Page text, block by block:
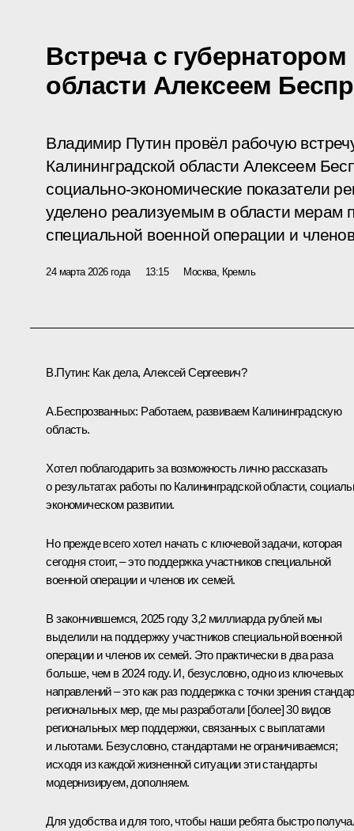
Встреча с
области Алексеем
Владимир Путин провёл рабочую
Калининградской области Алексеем
социально-экономические показатели
уделено реализуемым в области мерам
специальной военной операции и
24 марта 2026 года 13:15 Москва, Кремль
В.Путин: Как дела, Алексей Сергеевич?
А.Беспрозванных: Работаем, развиваем Калининградскую
область.
Хотел поблагодарить за возможность лично рассказать
о результатах работы по Калининградской области,
экономическом развитии.
Но прежде всего хотел начать с ключевой задачи, которая
сегодня стоит, – это поддержка участников специальной
военной операции и членов их семей.
В закончившемся, 2025 году 3,2 миллиарда рублей мы
выделили на поддержку участников специальной военной
операции и членов их семей. Это практически в два раза
больше, чем в 2024 году. И, безусловно, одно из ключевых
направлений – это как раз поддержка с точки зрения
региональных мер, где мы разработали [более] 30 видов
региональных мер поддержки, связанных с выплатами
и льготами. Безусловно, стандартами не ограничиваемся;
исходя из каждой жизненной ситуации эти стандарты
модернизируем, дополняем.
Для удобства и для того, чтобы наши ребята быстро